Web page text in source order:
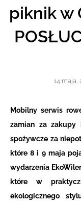
piknik w
14 maja,
Mobilny serwis
zamian za zakupy
spożywcze za
które 8 i 9 maja
wydarzenia
które w
ekologicznego